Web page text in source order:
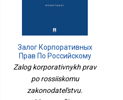
Залог Корпоративных
Прав По Российскому
Законодательству.
Монография.-
М.:Проспект,2024.
Zalog korporativnykh prav
po rossiiskomu
zakonodatel'stvu.